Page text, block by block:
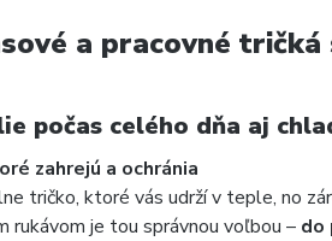
a pracovné
počas celého dňa aj
zahrejú a ochránia
tričko, ktoré vás udrží v teple, no
rukávom je tou správnou voľbou – do